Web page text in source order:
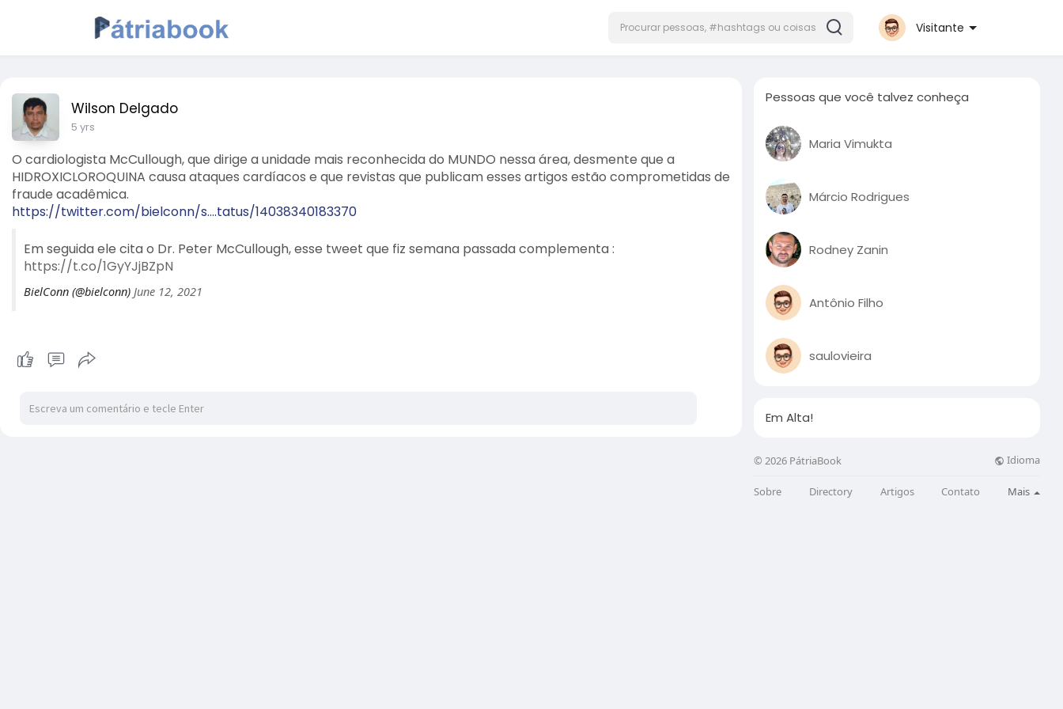
Visitante
Wilson Delgado
5 yrs
O cardiologista McCullough, que dirige a unidade mais reconhecida do MUNDO nessa área, desmente que a
HIDROXICLOROQUINA causa ataques cardíacos e que revistas que publicam esses artigos estão comprometidas de
fraude acadêmica.
https://twitter.com/bielconn/s....tatus/14038340183370
Em seguida ele cita o Dr. Peter McCullough, esse tweet que fiz semana passada complementa :
https://t.co/1GyYJjBZpN
BielConn (@bielconn) June 12, 2021
Pessoas que você talvez conheça
Maria Vimukta
Márcio Rodrigues
Rodney Zanin
Antônio Filho
saulovieira
Em Alta!
© 2026 PátriaBook Idioma
Sobre Directory Artigos Contato Mais